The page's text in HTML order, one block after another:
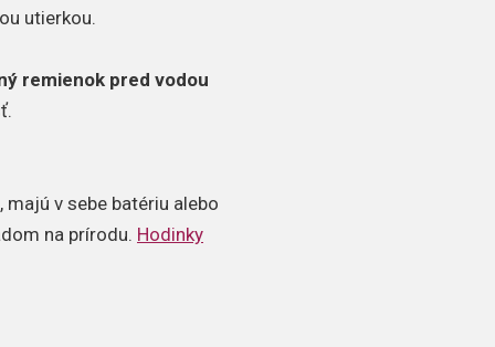
utierkou.
remienok pred vodou
v sebe batériu alebo
na prírodu. Hodinky